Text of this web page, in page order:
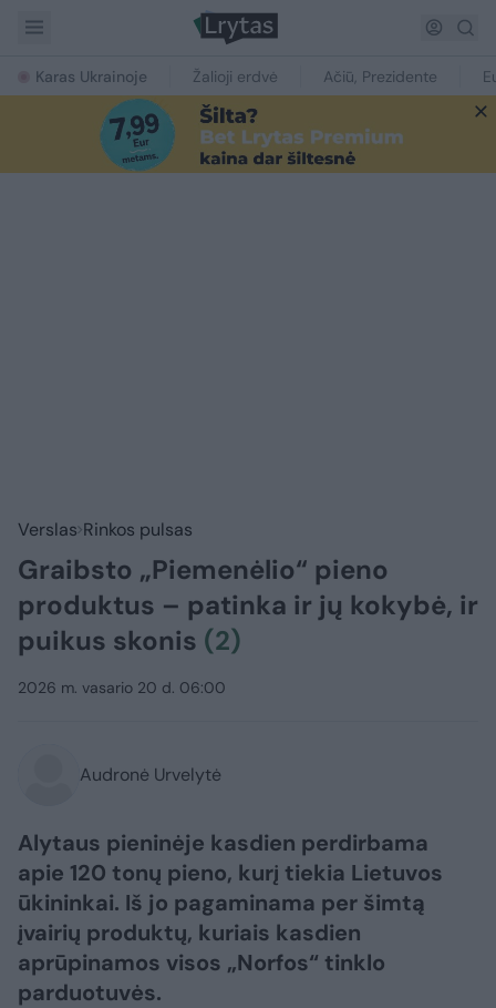
Karas Ukrainoje Žalioji erdvė Ačiū, Prezidente
Verslas Rinkos pulsas
Graibsto „Piemenėlio“ pieno
produktus – patinka ir jų kokybė, ir
puikus skonis (2)
2026 m. vasario 20 d. 06:00
Audronė Urvelytė
Alytaus pieninėje kasdien perdirbama
apie 120 tonų pieno, kurį tiekia Lietuvos
ūkininkai. Iš jo pagaminama per šimtą
įvairių produktų, kuriais kasdien
aprūpinamos visos „Norfos“ tinklo
parduotuvės.